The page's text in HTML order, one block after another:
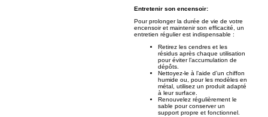
Entretenir son encensoir:
Pour prolonger la durée de vie de votre
encensoir et maintenir son efficacité, un
entretien régulier est indispensable :
Retirez les cendres et les
résidus après chaque utilisation
pour éviter l’accumulation de
dépôts.
Nettoyez-le à l’aide d’un chiffon
humide ou, pour les modèles en
métal, utilisez un produit adapté
à leur surface.
Renouvelez régulièrement le
sable pour conserver un
support propre et fonctionnel.